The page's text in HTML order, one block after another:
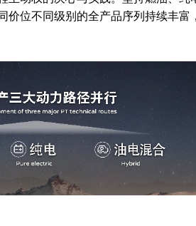
位不同级别的全产品序列持续丰富